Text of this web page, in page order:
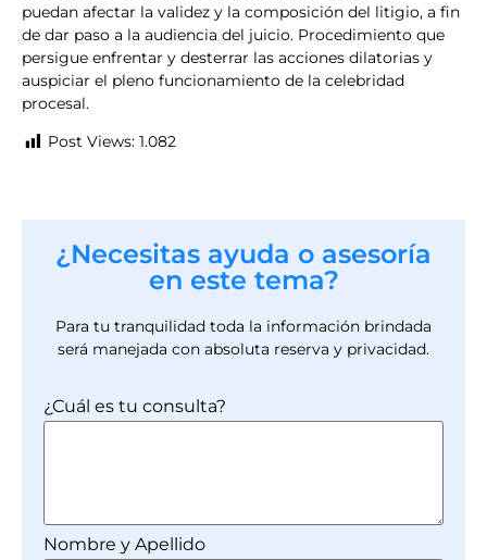
puedan afectar la validez y la composición del litigio, a fin
de dar paso a la audiencia del juicio. Procedimiento que
persigue enfrentar y desterrar las acciones dilatorias y
auspiciar el pleno funcionamiento de la celebridad
procesal.
Post Views: 1.082
¿Necesitas ayuda o asesoría
en este tema?
Para tu tranquilidad toda la información brindada
será manejada con absoluta reserva y privacidad.
¿Cuál es tu consulta?
Nombre y Apellido